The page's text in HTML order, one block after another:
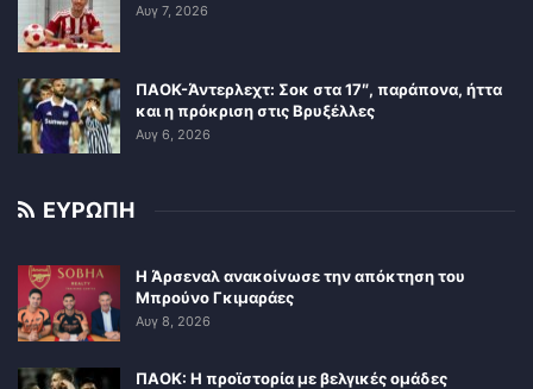
Αυγ 7, 2026
ΠΑΟΚ-Άντερλεχτ: Σοκ στα 17″, παράπονα, ήττα
και η πρόκριση στις Βρυξέλλες
Αυγ 6, 2026
ΕΥΡΩΠΗ
Η Άρσεναλ ανακοίνωσε την απόκτηση του
Μπρούνο Γκιμαράες
Αυγ 8, 2026
ΠΑΟΚ: Η προϊστορία με βελγικές ομάδες